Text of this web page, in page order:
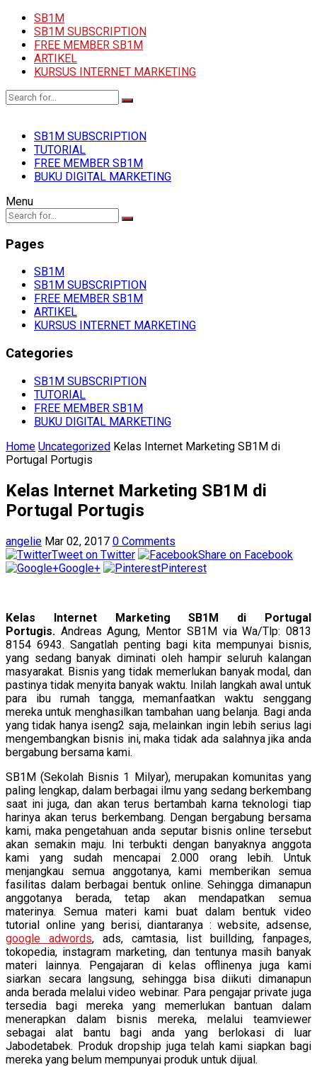
SB1M
SB1M SUBSCRIPTION
FREE MEMBER SB1M
ARTIKEL
KURSUS INTERNET MARKETING
SB1M SUBSCRIPTION
TUTORIAL
FREE MEMBER SB1M
BUKU DIGITAL MARKETING
Menu
Pages
SB1M
SB1M SUBSCRIPTION
FREE MEMBER SB1M
ARTIKEL
KURSUS INTERNET MARKETING
Categories
SB1M SUBSCRIPTION
TUTORIAL
FREE MEMBER SB1M
BUKU DIGITAL MARKETING
Home Uncategorized Kelas Internet Marketing SB1M di
Portugal Portugis
Kelas Internet Marketing SB1M di
Portugal Portugis
angelie Mar 02, 2017 0 Comments
Tweet on Twitter
Share on Facebook
Google+
Pinterest
Kelas Internet Marketing SB1M di Portugal
Portugis. Andreas Agung, Mentor SB1M via Wa/Tlp: 0813
8154 6943. Sangatlah penting bagi kita mempunyai bisnis,
yang sedang banyak diminati oleh hampir seluruh kalangan
masyarakat. Bisnis yang tidak memerlukan banyak modal, dan
pastinya tidak menyita banyak waktu. Inilah langkah awal untuk
para ibu rumah tangga, memanfaatkan waktu senggang
mereka untuk menghasilkan tambahan uang belanja. Bagi anda
yang tidak hanya iseng2 saja, melainkan ingin lebih serius lagi
mengembangkan bisnis ini, maka tidak ada salahnya jika anda
bergabung bersama kami.
SB1M (Sekolah Bisnis 1 Milyar), merupakan komunitas yang
paling lengkap, dalam berbagai ilmu yang sedang berkembang
saat ini juga, dan akan terus bertambah karna teknologi tiap
harinya akan terus berkembang. Dengan bergabung bersama
kami, maka pengetahuan anda seputar bisnis online tersebut
akan semakin maju. Ini terbukti dengan banyaknya anggota
kami yang sudah mencapai 2.000 orang lebih. Untuk
menjangkau semua anggotanya, kami memberikan semua
fasilitas dalam berbagai bentuk online. Sehingga dimanapun
anggotanya berada, tetap akan mendapatkan semua
materinya. Semua materi kami buat dalam bentuk video
tutorial online yang berisi, diantaranya : website, adsense,
google adwords, ads, camtasia, list buillding, fanpages,
tokopedia, instagram marketing, dan tentunya masih banyak
materi lainnya. Pengajaran di kelas offlinenya juga kami
siarkan secara langsung, sehingga bisa diikuti dimanapun
anda berada melalui video webinar. Para pengajar private juga
tersedia bagi mereka yang memerlukan bantuan dalam
menerapkan dalam bisnis mereka, melalui teamviewer
sebagai alat bantu bagi anda yang berlokasi di luar
Jabodetabek. Produk dropship juga telah kami siapkan bagi
mereka yang belum mempunyai produk untuk dijual.